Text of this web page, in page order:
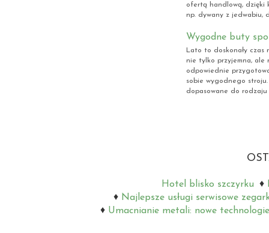
ofertą handlową, dzięki
np. dywany z jedwabiu,
Wygodne buty
Lato to doskonały czas
nie tylko przyjemna, ale
odpowiednie
sobie wygodnego
dopasowane do rodzaju
Hotel blisko szczyrku
Najlepsze usługi serwisowe
Umacnianie metali: nowe